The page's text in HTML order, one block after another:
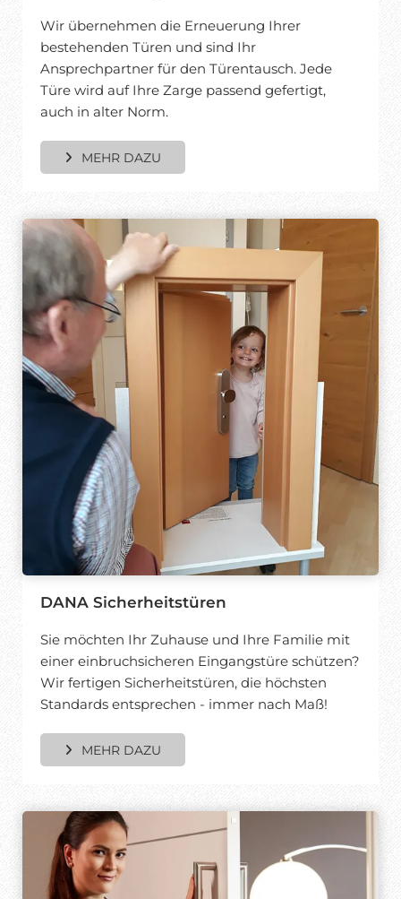
Wir übernehmen die Erneuerung Ihrer
bestehenden Türen und sind Ihr
Ansprechpartner für den Türentausch. Jede
Türe wird auf Ihre Zarge passend gefertigt,
auch in alter Norm.
MEHR DAZU
DANA Sicherheitstüren
Sie möchten Ihr Zuhause und Ihre Familie mit
einer einbruchsicheren Eingangstüre schützen?
Wir fertigen Sicherheitstüren, die höchsten
Standards entsprechen - immer nach Maß!
MEHR DAZU